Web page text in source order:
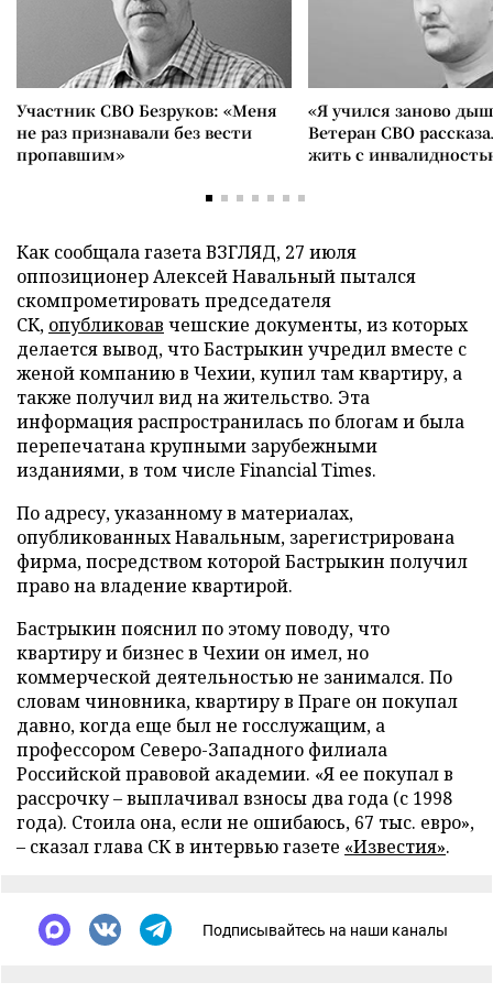
Участник СВО Безруков: «Меня
не раз признавали без вести
пропавшим»
«Я учился заново
Ветеран СВО
жить с
Как сообщала газета ВЗГЛЯД, 27 июля
оппозиционер Алексей Навальный пытался
скомпрометировать председателя
СК, опубликовав чешские документы, из которых
делается вывод, что Бастрыкин учредил вместе с
женой компанию в Чехии, купил там квартиру, а
также получил вид на жительство. Эта
информация распространилась по блогам и была
перепечатана крупными зарубежными
изданиями, в том числе Financial Times.
По адресу, указанному в материалах,
опубликованных Навальным, зарегистрирована
фирма, посредством которой Бастрыкин получил
право на владение квартирой.
Бастрыкин пояснил по этому поводу, что
квартиру и бизнес в Чехии он имел, но
коммерческой деятельностью не занимался. По
словам чиновника, квартиру в Праге он покупал
давно, когда еще был не госслужащим, а
профессором Северо-Западного филиала
Российской правовой академии. «Я ее покупал в
рассрочку – выплачивал взносы два года (с 1998
года). Стоила она, если не ошибаюсь, 67 тыс. евро»,
– сказал глава СК в интервью газете «Известия».
Подписывайтесь на наши каналы